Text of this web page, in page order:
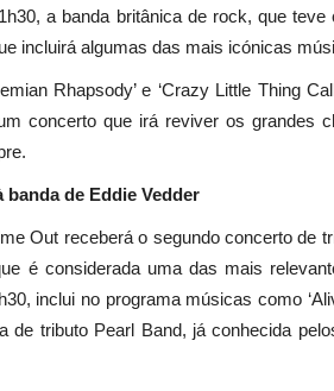
a banda britânica de rock, que
incluirá algumas das mais icónicas
Rhapsody’ e ‘Crazy Little Thing
concerto que irá reviver os grandes
banda de Eddie Vedder
Out receberá o segundo concerto de
é considerada uma das mais
inclui no programa músicas como
de tributo Pearl Band, já conhecida